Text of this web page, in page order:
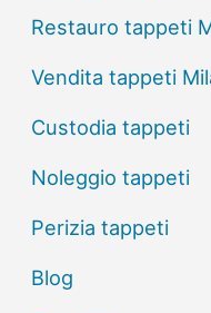
Restauro tappeti
Vendita tappeti
Custodia tappeti
Noleggio tappeti
Perizia tappeti
Blog